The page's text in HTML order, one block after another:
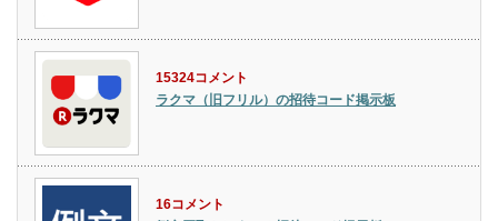
15324コメント
ラクマ（旧フリル）の招待コード掲示板
16コメント